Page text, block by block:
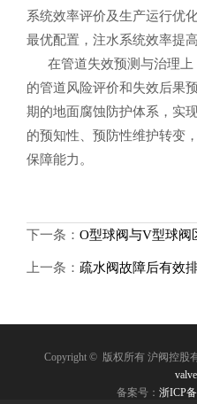
系统效率评价及生产运行优
最优配置，注水系统效率提高
在管道失效预测与治理上
的管道风险评价和失效后果
期的地面腐蚀防护体系，实
的预知性、预防性维护转变
保障能力。
下一条： O型球阀与V型球阀
上一条： 疏水阀故障后有效
Copyright © 版权所有 沪阀控股
备案号： 浙ICP